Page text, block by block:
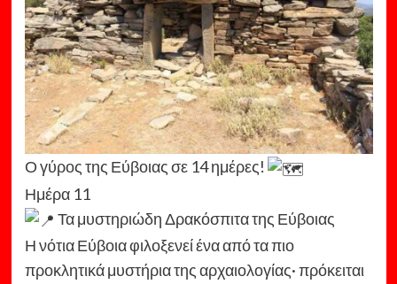
Ο γύρος της Εύβοιας σε 14 ημέρες!
Ημέρα 11
Τα μυστηριώδη Δρακόσπιτα της Εύβοιας
Η νότια Εύβοια φιλοξενεί ένα από τα πιο
προκλητικά μυστήρια της αρχαιολογίας· πρόκειται